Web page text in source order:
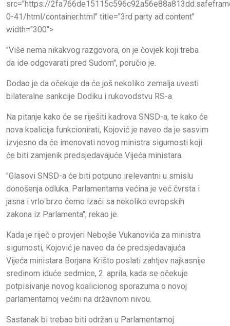
src="https://
0-41/html/container.html" title="3rd party ad content"
width="300">
"Više nema nikakvog razgovora, on je čovjek koji treba
da ide odgovarati pred Sudom", poručio je.
Dodao je da očekuje da će još nekoliko zemalja uvesti
bilateralne sankcije Dodiku i rukovodstvu RS-a.
Na pitanje kako će se riješiti kadrova SNSD-a, te kako će
nova koalicija funkcionirati, Kojović je naveo da je sasvim
izvjesno da će imenovati novog ministra sigurnosti koji
će biti zamjenik predsjedavajuće Vijeća ministara.
"Glasovi SNSD-a će biti potpuno irelevantni u smislu
donošenja odluka. Parlamentarna većina je već čvrsta i
jasna i vrlo brzo ćemo izaći sa nekoliko evropskih
zakona iz Parlamenta", rekao je.
Kada je riječ o provjeri Nebojše Vukanovića za ministra
sigurnosti, Kojović je naveo da će predsjedavajuća
Vijeća ministara Borjana Krišto poslati zahtjev najkasnije
sredinom iduće sedmice, 2. aprila, kada se očekuje
potpisivanje novog koalicionog sporazuma o novoj
parlamentarnoj većini na državnom nivou.
Sastanak bi trebao biti održan u Parlamentarnoj